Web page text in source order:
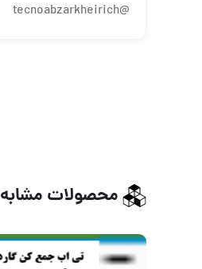
@tecnoabzarkheirich
محصولات مشابه